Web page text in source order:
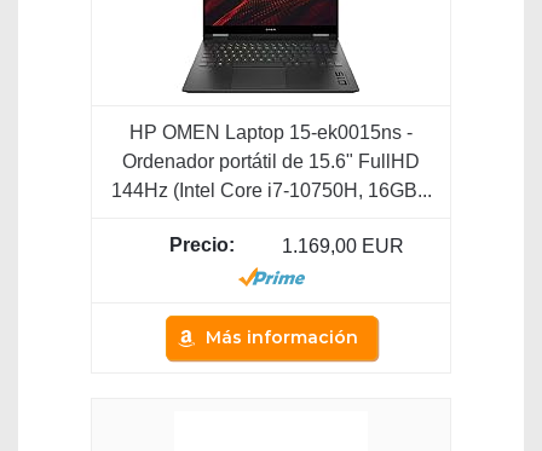
HP OMEN Laptop 15-ek0015ns -
Ordenador portátil de 15.6" FullHD
144Hz (Intel Core i7-10750H, 16GB...
1.169,00 EUR
Más información